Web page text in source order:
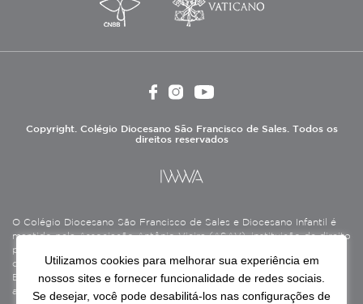
Copyright. Colégio Diocesano São Francisco de Sales. Todos os
direitos reservados
O Colégio Diocesano São Francisco de Sales e Diocesano Infantil é
mantido pela Associação Antônio Vieira (ASAV), instituição de direito
privado sem fins lucrativos, filantrópica, de natureza educativa,
cultural, assistencial e beneficente, certificada como Entidade
Beneficente de Assistência Social (CEBAS), nas áreas de educação e
assistência social.
Utilizamos cookies para melhorar sua experiência em
nossos sites e fornecer funcionalidade de redes sociais.
Se desejar, você pode desabilitá-los nas configurações de